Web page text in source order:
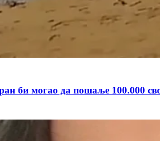
би могао да пошаље 100.000